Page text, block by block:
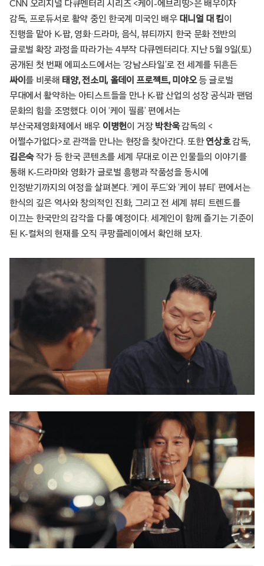
CNN 오리지널 다큐멘터리 시리즈 <케이-에브리띵>은 배우이자
감독, 프로듀서로 활약 중인 한국계 미국인 배우 대니얼 대 킴이
진행을 맡아 K-팝, 영화·드라마, 음식, 뷰티까지 한국 문화 전반의
글로벌 확장 과정을 따라가는 4부작 다큐멘터리다. 지난 5월 9일(토)
공개된 첫 번째 에피소드에서는 ‘강남스타일’로 전 세계를 뒤흔든
싸이 를 비롯해 태양, 전소미, 올데이 프로젝트, 미야오등 글로벌
무대에서 활약하는 아티스트들을 만나 K-팝 산업의 성장 공식과 팬덤
문화의 힘을 조명했다. 이어 ‘케이 필름’ 편에서는
부산국제영화제에서 배우 이병헌이 거장 박찬욱감독의 <
어쩔수가없다>로 관객을 만나는 현장을 찾아간다. 또한연상호감독,
김은숙작가 등 한국 콘텐츠를 세계 무대로 이끈 인물들의 이야기를
통해 K-드라마와 영화가 글로벌 흥행과 작품성을 동시에
인정받기까지의 여정을 살펴본다. ‘케이 푸드’와 ‘케이 뷰티’ 편에서는
한식의 깊은 역사와 창의적인 진화, 그리고 전 세계 뷰티 트렌드를
이끄는 한국만의 감각을 다룰 예정이다. 세계인이 함께 즐기는 기준이
된 K-컬처의 현재를 오직 쿠팡플레이에서 확인해 보자.